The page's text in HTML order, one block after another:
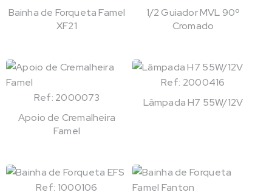
Bainha de Forqueta Famel
XF21
1/2 Guiador MVL 90º
Cromado
Ref: 2000073
Apoio de Cremalheira
Famel
Ref: 2000416
Lâmpada H7 55W/12V
Ref: 1000106